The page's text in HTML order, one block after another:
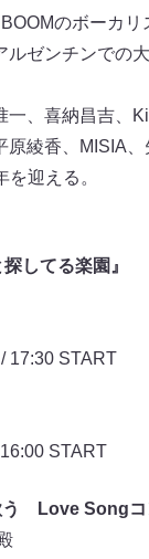
のボーカ
ゼンチンでの
一、喜納昌吉、
綾香、MISIA
迎える。
してる楽園』
17:30 START
START
Love Songコ